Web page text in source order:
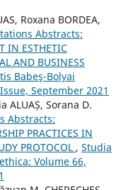
Roxana BORDEA,
Abstracts:
IN ESTHETIC
AND BUSINESS
Babeş-Bolyai
September 2021
ALUAȘ, Sorana D.
Abstracts:
PRACTICES IN
PROTOCOL , Studia
Volume 66,